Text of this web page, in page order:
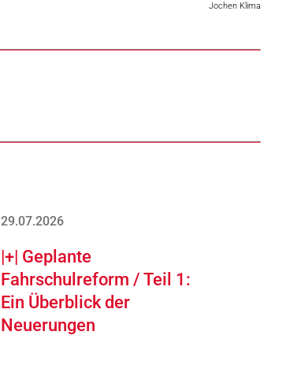
Jochen Klima
29.07.2026
|+| Geplante
Fahrschulreform / Teil 1:
Ein Überblick der
Neuerungen